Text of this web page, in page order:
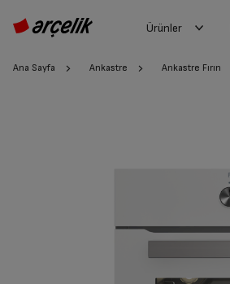
Ürünler
Ana Sayfa Ankastre Ankastre Fırın